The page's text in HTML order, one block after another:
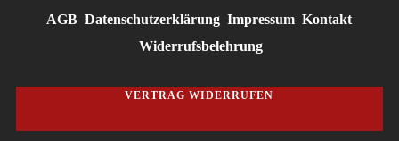
AGB Datenschutzerklärung Impressum Kontakt
Widerrufsbelehrung
VERTRAG WIDERRUFEN